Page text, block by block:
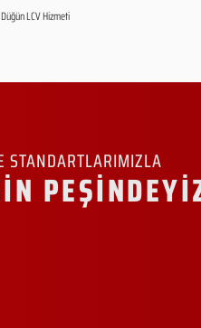
LCV Hizmeti
STANDARTLARIMIZLA